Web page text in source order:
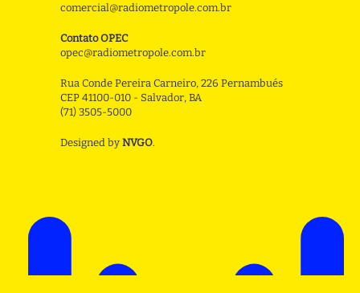
comercial@radiometropole.com.br
Contato OPEC
opec@radiometropole.com.br
Rua Conde Pereira Carneiro, 226 Pernambués
CEP 41100-010 - Salvador, BA
(71) 3505-5000
Designed by NVGO.